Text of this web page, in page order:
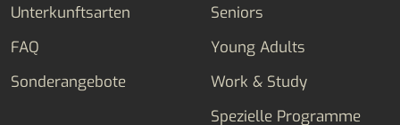
Unterkunftsarten
FAQ
Sonderangebote
Seniors
Young Adults
Work & Study
Spezielle Programme